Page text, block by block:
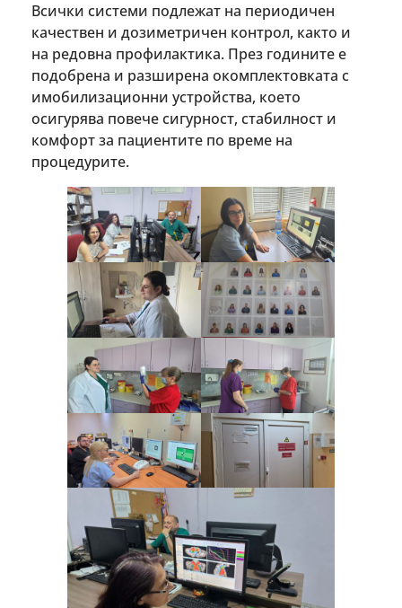
Всички системи подлежат на периодичен
качествен и дозиметричен контрол, както и
на редовна профилактика. През годините е
подобрена и разширена окомплектовката с
имобилизационни устройства, което
осигурява повече сигурност, стабилност и
комфорт за пациентите по време на
процедурите.